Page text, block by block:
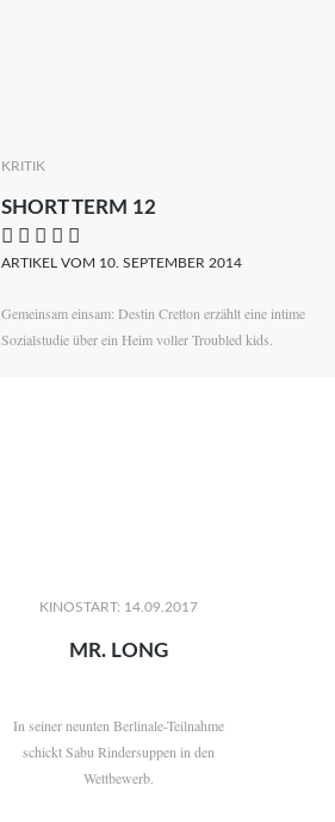
KRITIK
SHORT TERM 12
    
ARTIKEL VOM 10. SEPTEMBER 2014
Gemeinsam einsam: Destin Cretton erzählt eine intime
Sozialstudie über ein Heim voller Troubled kids.
KINOSTART: 14.09.2017
MR. LONG
In seiner neunten Berlinale-Teilnahme
schickt Sabu Rindersuppen in den
Wettbewerb.